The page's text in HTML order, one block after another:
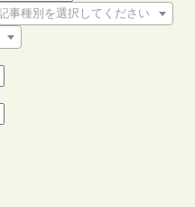
事種別を選択してください
択してください